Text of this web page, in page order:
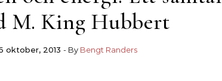
M. King Hubbert
oktober, 2013 - By Bengt Randers